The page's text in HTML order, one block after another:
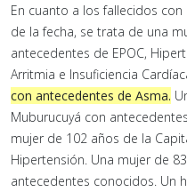
En cuanto a los fallecidos
de la fecha, se trata de una
antecedentes de EPOC,
Arritmia e Insuficiencia
con antecedentes de Asma.
Muburucuyá con
mujer de 102 años de la
Hipertensión. Una mujer de
antecedentes conocidos. Un